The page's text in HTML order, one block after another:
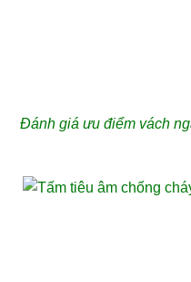
Đánh giá ưu điểm vách